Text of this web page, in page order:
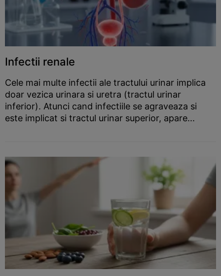
Infectii renale
Cele mai multe infectii ale tractului urinar implica
doar vezica urinara si uretra (tractul urinar
inferior). Atunci cand infectiile se agraveaza si
este implicat si tractul urinar superior, apare...